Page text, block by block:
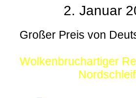
2. Januar
Großer Preis von
Wolkenbruchartiger